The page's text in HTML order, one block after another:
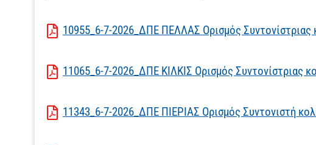
10955_6-7-2026_ΔΠΕ ΠΕΛΛΑΣ Ορισμός
11065_6-7-2026_ΔΠΕ ΚΙΛΚΙΣ Ορισμός
11343_6-7-2026_ΔΠΕ ΠΙΕΡΙΑΣ Ορισμός Συντονιστή